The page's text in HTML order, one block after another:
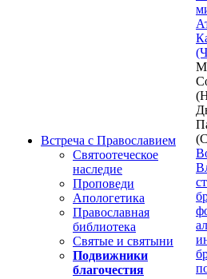
Встреча с Православием
Святоотеческое
наследие
Проповеди
Апологетика
Православная
библиотека
Святые и святыни
Подвижники
благочестия